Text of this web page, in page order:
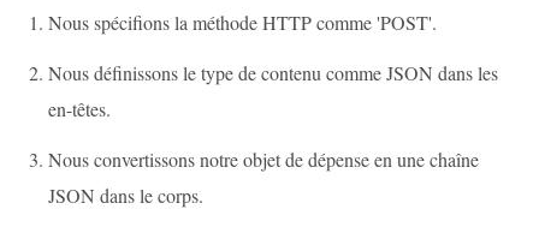
Nous spécifions la méthode HTTP comme 'POST'.
Nous définissons le type de contenu comme JSON dans les
en-têtes.
Nous convertissons notre objet de dépense en une chaîne
JSON dans le corps.